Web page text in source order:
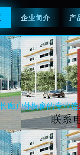
企业简介 产
廊户外橱窗的专业